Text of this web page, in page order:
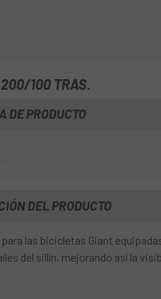
200/100 TRAS.
DE PRODUCTO
DEL PRODUCTO
las bicicletas Giant
del sillín, mejorando así la